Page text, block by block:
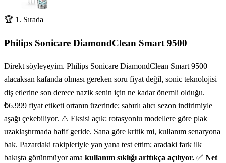
🏆 1. Sırada
Philips Sonicare DiamondClean Smart 9500
Direkt söyleyeyim. Philips Sonicare DiamondClean Smart 9500
alacaksan kafanda olması gereken soru fiyat değil, sonic teknolojisi
diş etlerine son derece nazik senin için ne kadar önemli olduğu.
₺6.999 fiyat etiketi ortanın üzerinde; sabırlı alıcı sezon indirimiyle
aşağı çekebiliyor. ⚠️ Eksisi açık: rotasyonlu modellere göre plak
uzaklaştırmada hafif geride. Sana göre kritik mi, kullanım senaryona
bak. Pazardaki rakipleriyle yan yana test ettim; aradaki fark ilk
bakışta görünmüyor ama kullanım sıklığı arttıkça açılıyor. ✅ Net